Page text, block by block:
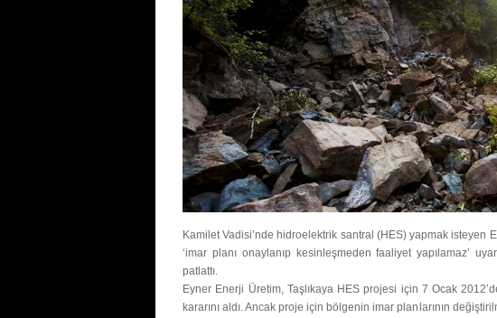
Kamilet Vadisi’nde hidroelektrik santral (HES) yapmak isteyen
‘imar planı onaylanıp kesinleşmeden faaliyet yapılamaz’
patlattı.
Eyner Enerji Üretim, Taşlıkaya HES projesi için 7 Ocak
kararını aldı. Ancak proje için bölgenin imar planlarının